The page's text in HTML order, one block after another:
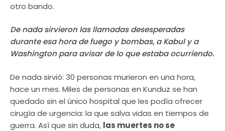
otro bando.
De nada sirvieron las llamadas desesperadas
durante esa hora de fuego y bombas, a Kabul y a
Washington para avisar de lo que estaba ocurriendo.
De nada sirvió: 30 personas murieron en una hora,
hace un mes. Miles de personas en Kunduz se han
quedado sin el único hospital que les podía ofrecer
cirugía de urgencia: la que salva vidas en tiempos de
guerra. Así que sin duda, las muertes no se